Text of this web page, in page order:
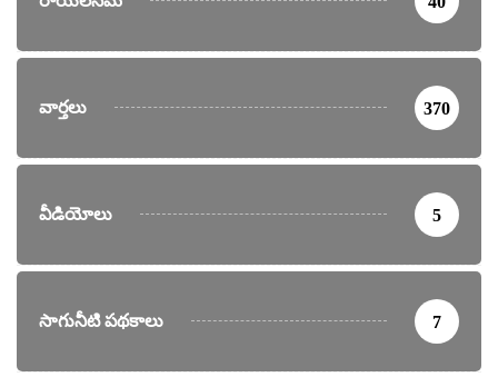
వార్తలు 370
వీడియోలు 5
సాగునీటి పథకాలు 7